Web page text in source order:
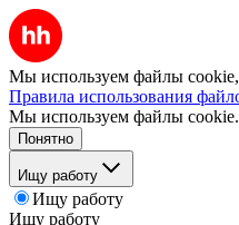
Мы используем файлы cookie,
Правила использования
Мы используем файлы cookie.
Понятно
Ищу работу
Ищу работу
Ищу работу